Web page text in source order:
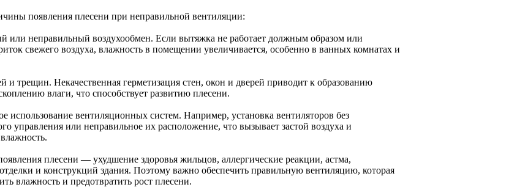
появления плесени при неправильной вентиляции:
или неправильный воздухообмен. Если вытяжка не работает должным образом или
свежего воздуха, влажность в помещении увеличивается, особенно в ванных комнатах и
и трещин. Некачественная герметизация стен, окон и дверей приводит к образованию
влаги, что способствует развитию плесени.
использование вентиляционных систем. Например, установка вентиляторов без
управления или неправильное их расположение, что вызывает застой воздуха и
плесени — ухудшение здоровья жильцов, аллергические реакции, астма,
и конструкций здания. Поэтому важно обеспечить правильную вентиляцию, которая
влажность и предотвратить рост плесени.